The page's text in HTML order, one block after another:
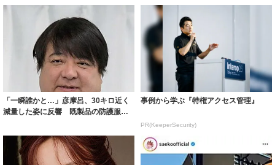
「一瞬誰かと…」彦摩呂、30キロ近く
減量した姿に反響 既製品の防護服が
事例から学ぶ『特権アクセス管理』
PR(KeeperSecurity)